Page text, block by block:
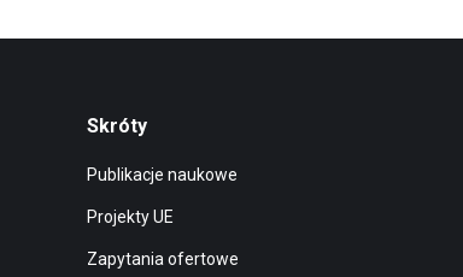
Skróty
Publikacje naukowe
Projekty UE
Zapytania ofertowe